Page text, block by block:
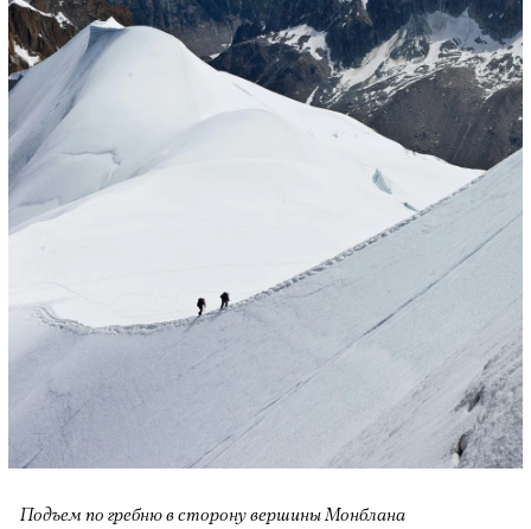
Подъем по гребню в сторону вершины Монблана